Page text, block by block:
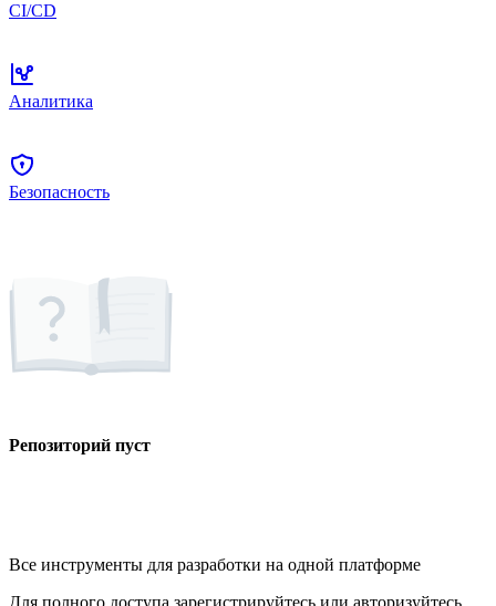
CI/CD
Аналитика
Безопасность
Репозиторий пуст
Все инструменты для разработки на одной платформе
Для полного доступа зарегистрируйтесь или авторизуйтесь